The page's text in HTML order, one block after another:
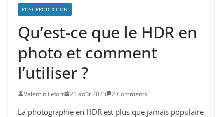
POST PRODUCTION
Qu’est-ce que le HDR en
photo et comment
l’utiliser ?
Valentin Lefort 21 août 2023 2 Comments
La photographie en HDR est plus que jamais populaire